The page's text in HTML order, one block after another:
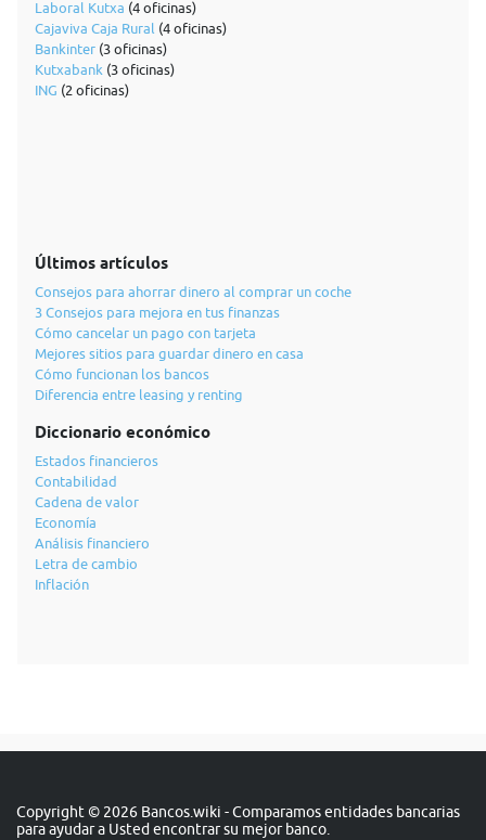
Laboral Kutxa (4 oficinas)
Cajaviva Caja Rural (4 oficinas)
Bankinter (3 oficinas)
Kutxabank (3 oficinas)
ING (2 oficinas)
Últimos artículos
Consejos para ahorrar dinero al comprar un coche
3 Consejos para mejora en tus finanzas
Cómo cancelar un pago con tarjeta
Mejores sitios para guardar dinero en casa
Cómo funcionan los bancos
Diferencia entre leasing y renting
Diccionario económico
Estados financieros
Contabilidad
Cadena de valor
Economía
Análisis financiero
Letra de cambio
Inflación
Copyright © 2026 Bancos.wiki - Comparamos entidades bancarias
para ayudar a Usted encontrar su mejor banco.